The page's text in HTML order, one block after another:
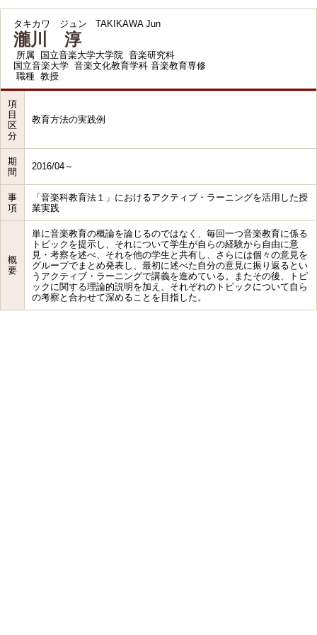
タキカワ ジュン TAKIKAWA Jun
瀧川 淳
所属
国立音楽大学大学院 音楽研究科
国立音楽大学 音楽文化教育学科 音楽教育専修
職種 教授
項
目
区
分
教育方法の実践例
期
間
2016/04～
事
項
「音楽科教育法１」におけるアクティブ・ラーニングを活用した授
業実践
概
要
単に音楽教育の概論を論じるのではなく、毎回一つ音楽教育に係る
トピックを提示し、それについて学生が自らの経験から自由に意
見・考察を述べ、それを他の学生と共有し、さらには個々の意見を
グループでまとめ発表し、最初に述べた自分の意見に振り返るとい
うアクティブ・ラーニングで講義を進めている。またその後、トピ
ックに関する理論的説明を加え、それぞれのトピックについて自ら
の考察と合わせて深めることを目指した。